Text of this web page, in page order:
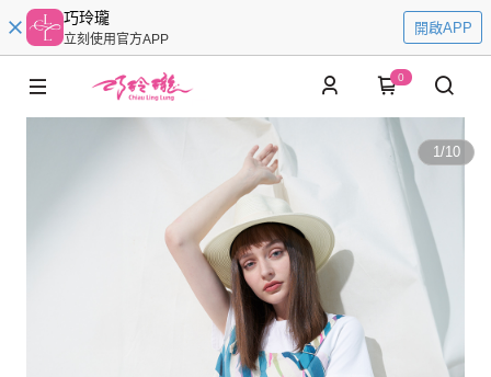
巧玲瓏
立刻使用官方APP
開啟APP
0
1/10